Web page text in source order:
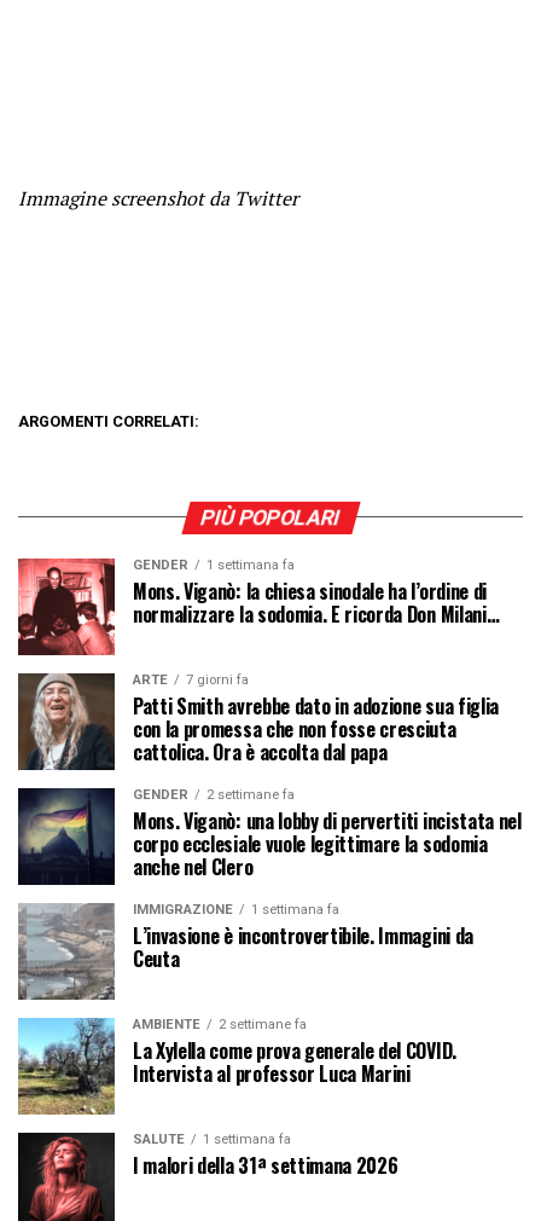
Immagine screenshot da Twitter
ARGOMENTI CORRELATI:
PIÙ POPOLARI
GENDER 1 settimana fa
Mons. Viganò: la chiesa sinodale ha l’ordine di
normalizzare la sodomia. E ricorda Don Milani…
ARTE 7 giorni fa
Patti Smith avrebbe dato in adozione sua figlia
con la promessa che non fosse cresciuta
cattolica. Ora è accolta dal papa
GENDER 2 settimane fa
Mons. Viganò: una lobby di pervertiti incistata nel
corpo ecclesiale vuole legittimare la sodomia
anche nel Clero
IMMIGRAZIONE 1 settimana fa
L’invasione è incontrovertibile. Immagini da
Ceuta
AMBIENTE 2 settimane fa
La Xylella come prova generale del COVID.
Intervista al professor Luca Marini
SALUTE 1 settimana fa
I malori della 31ª settimana 2026